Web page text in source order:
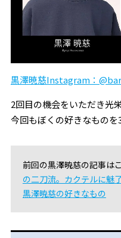
黒澤暁慈Instagram：
2回目の機会をいただき光
今回もぼくの好きなものを
前回の黒澤暁慈の記事は
の二刀流。カクテルに魅
黒澤暁慈の好きなもの